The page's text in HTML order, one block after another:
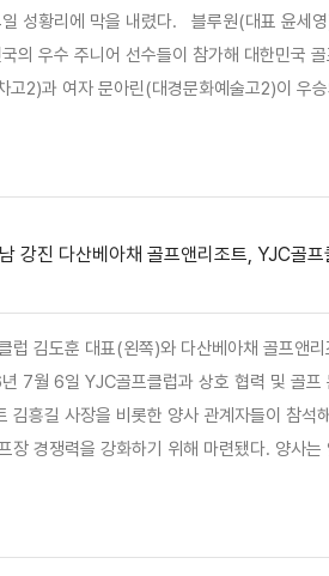
한골프협회(KGA·회장 강형모)가 공동 주최한 이번 대회는 지난 22일부터 24일까지 사흘
주니어 선수들이 참가해 대한민국 골프의 미래를 이끌 주역
린(대경문화예술고2)이 우승의 영예를 안았다. 15세 이하부에서는 남자 천지율(신성
강진 다산베아채 골프앤리조트, YJC골
김도훈 대표(왼쪽)와 다산베아채 골프앤리조트
7월 6일 YJC골프클럽과 상호 협력 및 골
김흥길 사장을 비롯한 양사 관계자들이 참
장 경쟁력을 강화하기 위해 마련됐다. 양사